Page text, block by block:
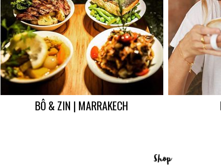
BÔ & ZIN | MARRAKECH